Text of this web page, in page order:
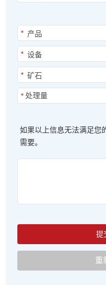
*
*
*
*
如果以上信息无法满足您
需要。